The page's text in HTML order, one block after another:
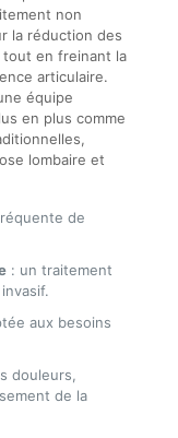
non
la réduction des
tout en freinant la
articulaire.
équipe
en plus comme
lombaire et
de
: un traitement
aux besoins
douleurs,
de la